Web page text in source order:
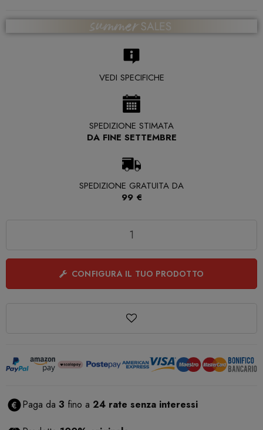
VEDI SPECIFICHE
SPEDIZIONE STIMATA
DA FINE SETTEMBRE
SPEDIZIONE GRATUITA DA
99 €
CONFIGURA IL TUO PRODOTTO
Paga da 3 fino a 24 rate senza interessi